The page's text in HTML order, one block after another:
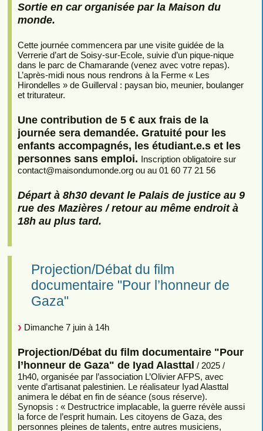
Sortie en car organisée par la Maison du
monde.
Cette journée commencera par une visite guidée de la
Verrerie d’art de Soisy-sur-Ecole, suivie d’un pique-nique
dans le parc de Chamarande (venez avec votre repas).
L’après-midi nous nous rendrons à la Ferme « Les
Hirondelles » de Guillerval : paysan bio, meunier, boulanger
et triturateur.
Une contribution de 5 € aux frais de la
journée sera demandée. Gratuité pour les
enfants accompagnés, les étudiant.e.s et les
personnes sans emploi. Inscription obligatoire sur
contact@maisondumonde.org ou au 01 60 77 21 56
Départ à 8h30 devant le Palais de justice au 9
rue des Mazières / retour au même endroit à
18h au plus tard.
Projection/Débat du film
documentaire "Pour l’honneur de
Gaza"
Dimanche 7 juin à 14h
Projection/Débat du film documentaire "Pour
l’honneur de Gaza" de Iyad Alasttal / 2025 /
1h40, organisée par l’association L’Olivier AFPS, avec
vente d’artisanat palestinien. Le réalisateur Iyad Alasttal
animera le débat en fin de séance (sous réserve).
Synopsis : « Destructrice implacable, la guerre révèle aussi
la force de l’esprit humain. Les citoyens de Gaza, des
personnes pleines de talents, entre autres musiciens,